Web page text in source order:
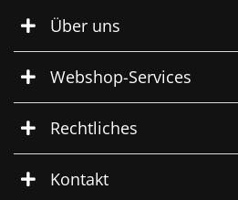
Über uns
Webshop-Services
Rechtliches
Kontakt